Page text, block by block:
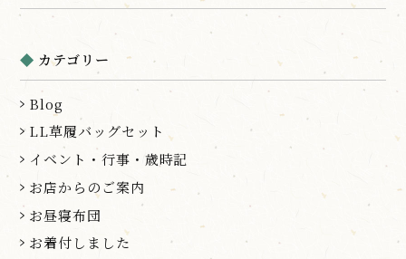
カテゴリー
Blog
LL草履バッグセット
イベント・行事・歳時記
お店からのご案内
お昼寝布団
お着付しました